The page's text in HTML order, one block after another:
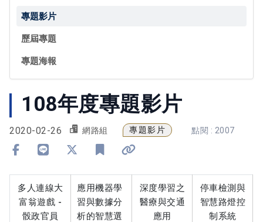
專題影片
歷屆專題
專題海報
108年度專題影片
2020-02-26 網路組 專題影片 點閱 : 2007
多人連線大
富翁遊戲 -
骰政官員
應用機器學
習與數據分
析的智慧選
深度學習之
醫療與交通
應用
停車檢測與
智慧路燈控
制系統